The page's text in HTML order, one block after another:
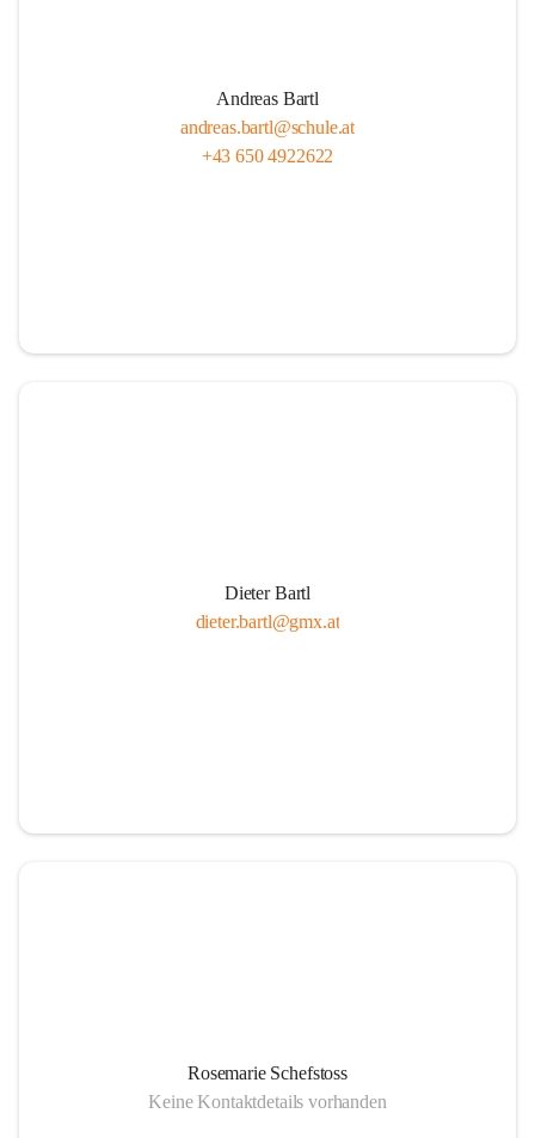
Andreas Bartl
andreas.bartl@schule.at
+43 650 4922622
Dieter Bartl
dieter.bartl@gmx.at
Rosemarie Schefstoss
Keine Kontaktdetails vorhanden